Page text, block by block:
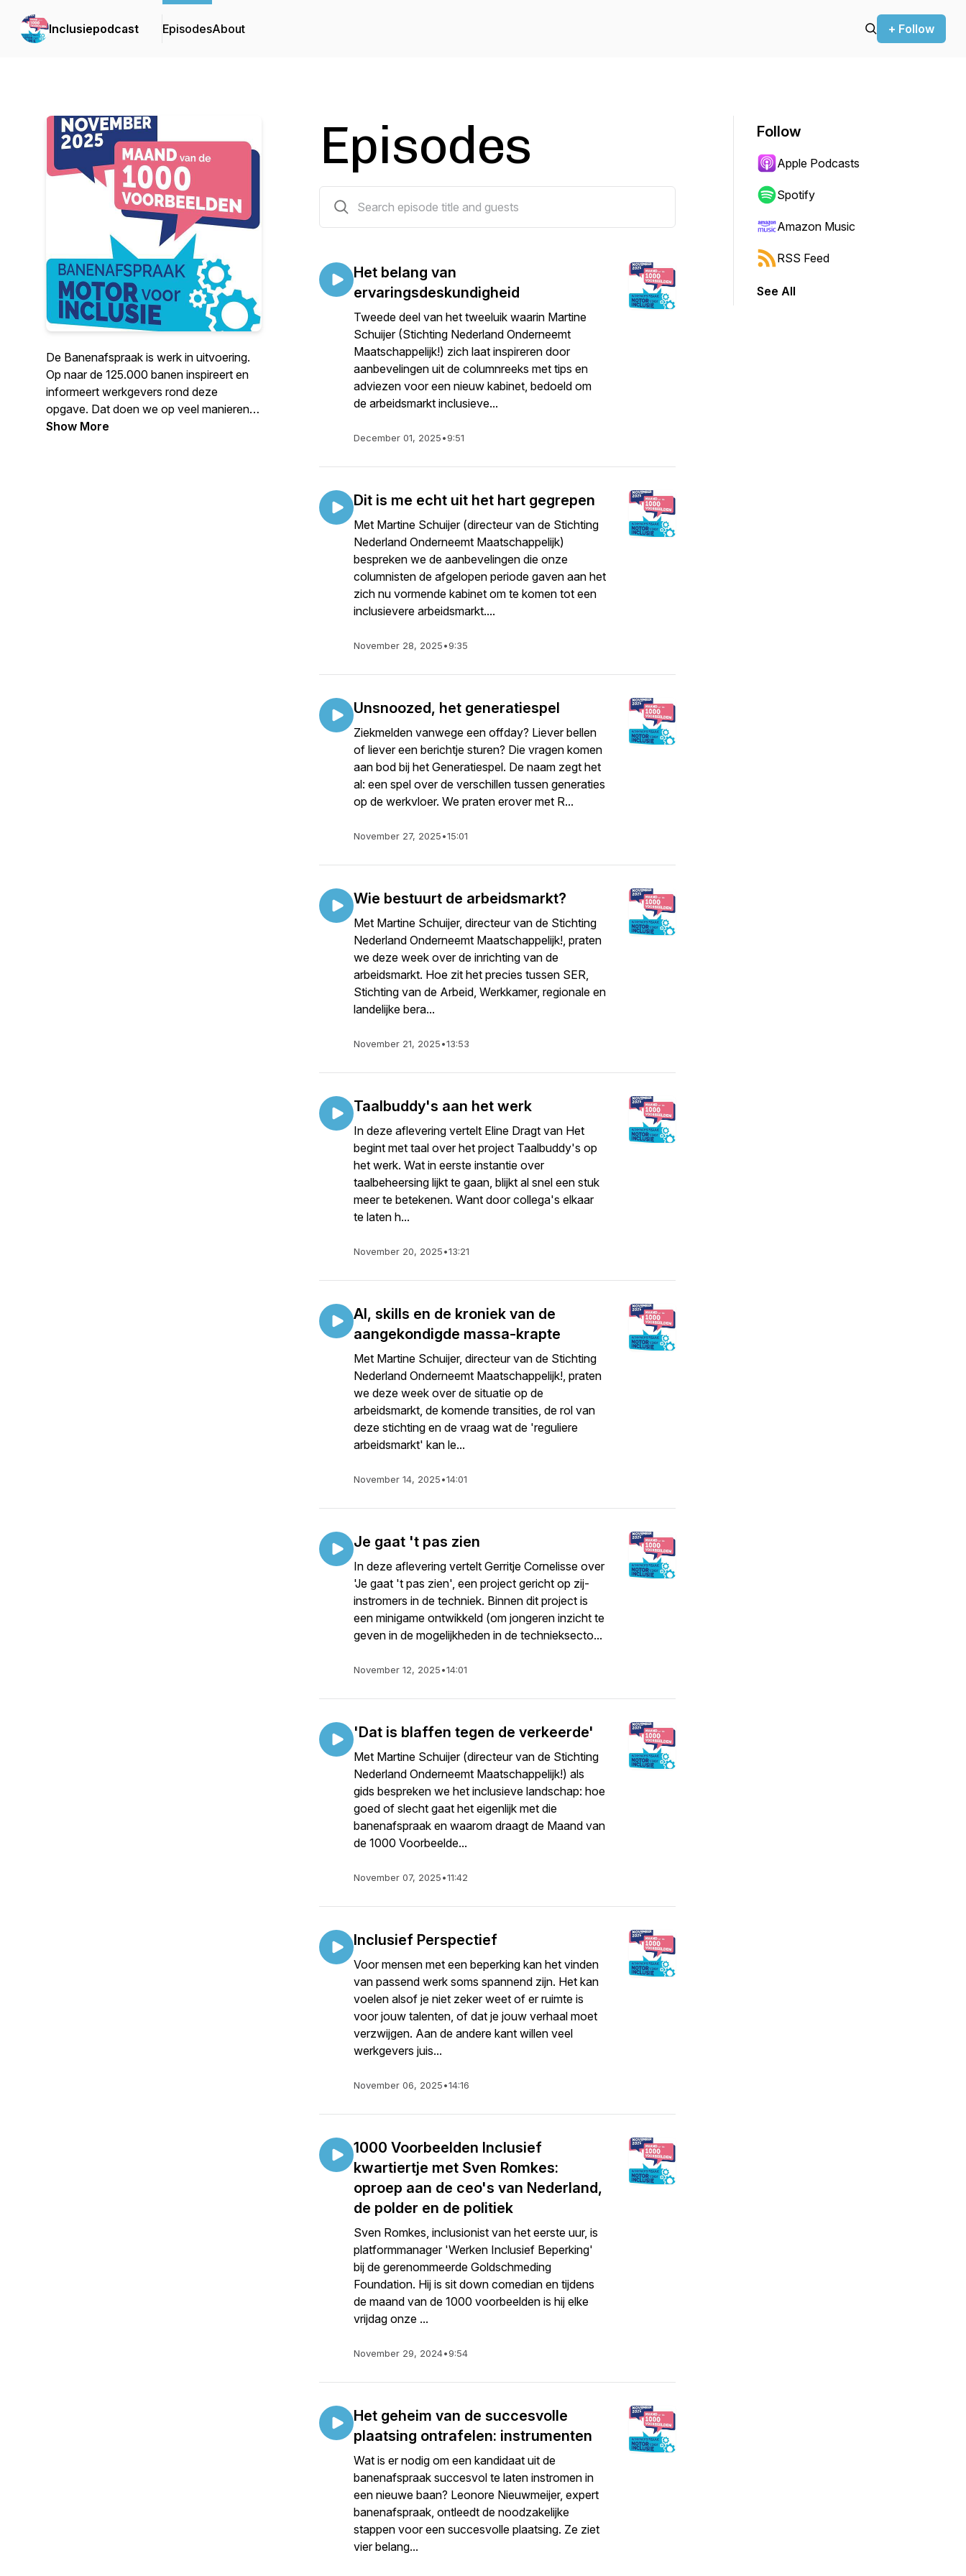
Inclusiepodcast EpisodesAbout + Follow
De Banenafspraak is werk in uitvoering.
Op naar de 125.000 banen inspireert en
informeert werkgevers rond deze
opgave. Dat doen we op veel manieren.
Ook met een podcast. Meer informatie op
Show More
Episodes
Het belang van
ervaringsdeskundigheid
Tweede deel van het tweeluik waarin Martine
Schuijer (Stichting Nederland Onderneemt
Maatschappelijk!) zich laat inspireren door
aanbevelingen uit de columnreeks met tips en
adviezen voor een nieuw kabinet, bedoeld om
de arbeidsmarkt inclusieve...
December 01, 2025•9:51
Dit is me echt uit het hart gegrepen
Met Martine Schuijer (directeur van de Stichting
Nederland Onderneemt Maatschappelijk)
bespreken we de aanbevelingen die onze
columnisten de afgelopen periode gaven aan het
zich nu vormende kabinet om te komen tot een
inclusievere arbeidsmarkt....
November 28, 2025•9:35
Unsnoozed, het generatiespel
Ziekmelden vanwege een offday? Liever bellen
of liever een berichtje sturen? Die vragen komen
aan bod bij het Generatiespel. De naam zegt het
al: een spel over de verschillen tussen generaties
op de werkvloer. We praten erover met R...
November 27, 2025•15:01
Wie bestuurt de arbeidsmarkt?
Met Martine Schuijer, directeur van de Stichting
Nederland Onderneemt Maatschappelijk!, praten
we deze week over de inrichting van de
arbeidsmarkt. Hoe zit het precies tussen SER,
Stichting van de Arbeid, Werkkamer, regionale en
landelijke bera...
November 21, 2025•13:53
Taalbuddy's aan het werk
In deze aflevering vertelt Eline Dragt van Het
begint met taal over het project Taalbuddy's op
het werk. Wat in eerste instantie over
taalbeheersing lijkt te gaan, blijkt al snel een stuk
meer te betekenen. Want door collega's elkaar
te laten h...
November 20, 2025•13:21
AI, skills en de kroniek van de
aangekondigde massa-krapte
Met Martine Schuijer, directeur van de Stichting
Nederland Onderneemt Maatschappelijk!, praten
we deze week over de situatie op de
arbeidsmarkt, de komende transities, de rol van
deze stichting en de vraag wat de 'reguliere
arbeidsmarkt' kan le...
November 14, 2025•14:01
Je gaat 't pas zien
In deze aflevering vertelt Gerritje Cornelisse over
'Je gaat 't pas zien', een project gericht op zij-
instromers in de techniek. Binnen dit project is
een minigame ontwikkeld (om jongeren inzicht te
geven in de mogelijkheden in de technieksecto...
November 12, 2025•14:01
'Dat is blaffen tegen de verkeerde'
Met Martine Schuijer (directeur van de Stichting
Nederland Onderneemt Maatschappelijk!) als
gids bespreken we het inclusieve landschap: hoe
goed of slecht gaat het eigenlijk met die
banenafspraak en waarom draagt de Maand van
de 1000 Voorbeelde...
November 07, 2025•11:42
Inclusief Perspectief
Voor mensen met een beperking kan het vinden
van passend werk soms spannend zijn. Het kan
voelen alsof je niet zeker weet of er ruimte is
voor jouw talenten, of dat je jouw verhaal moet
verzwijgen. Aan de andere kant willen veel
werkgevers juis...
November 06, 2025•14:16
1000 Voorbeelden Inclusief
kwartiertje met Sven Romkes:
oproep aan de ceo's van Nederland,
de polder en de politiek
Sven Romkes, inclusionist van het eerste uur, is
platformmanager 'Werken Inclusief Beperking'
bij de gerenommeerde Goldschmeding
Foundation. Hij is sit down comedian en tijdens
de maand van de 1000 voorbeelden is hij elke
vrijdag onze ...
November 29, 2024•9:54
Het geheim van de succesvolle
plaatsing ontrafelen: instrumenten
Wat is er nodig om een kandidaat uit de
banenafspraak succesvol te laten instromen in
een nieuwe baan? Leonore Nieuwmeijer, expert
banenafspraak, ontleedt de noodzakelijke
stappen voor een succesvolle plaatsing. Ze ziet
vier belang...
Follow
Apple Podcasts
Spotify
Amazon Music
RSS Feed
See All